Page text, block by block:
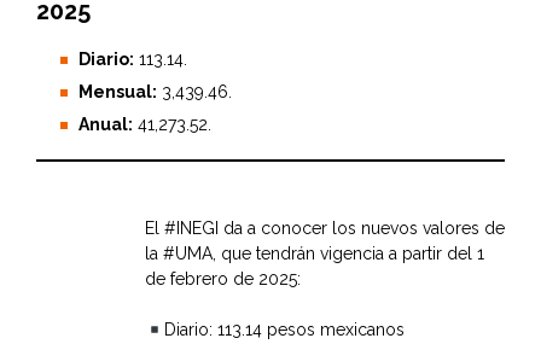
2025
Diario: 113.14.
Mensual: 3,439.46.
Anual: 41,273.52.
El #INEGI da a conocer los nuevos valores de
la #UMA, que tendrán vigencia a partir del 1
de febrero de 2025:
Diario: 113.14 pesos mexicanos